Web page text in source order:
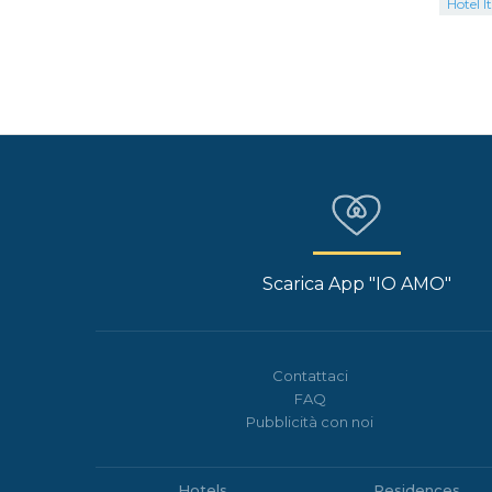
Hotel
Scarica App "IO AMO"
Contattaci
FAQ
Pubblicità con noi